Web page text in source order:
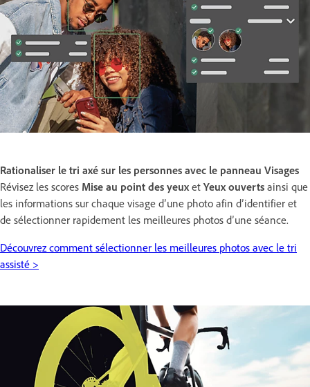
Rationaliser le tri axé sur les personnes avec le panneau Visages
Révisez les scores Mise au point des yeux et Yeux ouverts ainsi que
les informations sur chaque visage d’une photo afin d’identifier et
de sélectionner rapidement les meilleures photos d’une séance.
Découvrez comment sélectionner les meilleures photos avec le tri
assisté >